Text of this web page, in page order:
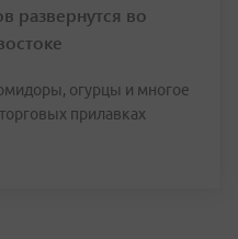
развернутся во
огурцы и многое
прилавках